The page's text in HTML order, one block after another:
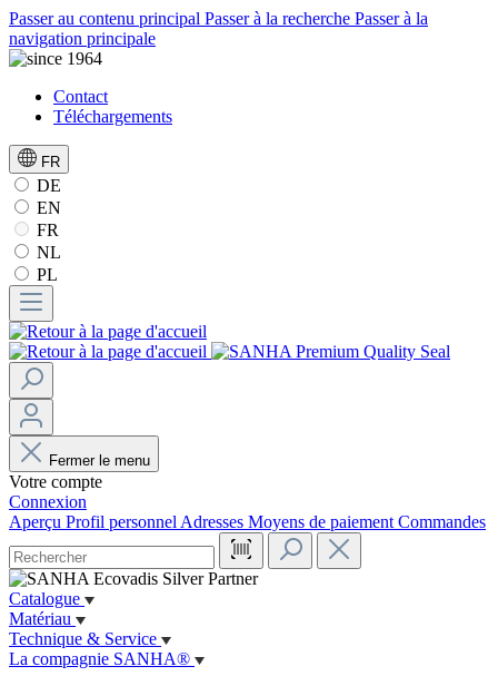
Passer au contenu principal Passer à la recherche Passer à la
navigation principale
Contact
Téléchargements
FR
DE
EN
FR
NL
PL
Fermer le menu
Votre compte
Connexion
Aperçu Profil personnel Adresses Moyens de paiement Commandes
Catalogue
Matériau
Technique & Service
La compagnie SANHA®